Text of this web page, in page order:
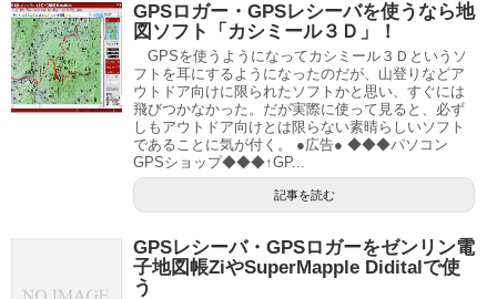
GPSロガー・GPSレシーバを使うなら地
図ソフト「カシミール３Ｄ」！
GPSを使うようになってカシミール３Ｄというソ
フトを耳にするようになったのだが、山登りなどア
ウトドア向けに限られたソフトかと思い、すぐには
飛びつかなかった。だが実際に使って見ると、必ず
しもアウトドア向けとは限らない素晴らしいソフト
であることに気が付く。 ●広告● ◆◆◆パソコン
GPSショップ◆◆◆↑GP...
記事を読む
GPSレシーバ・GPSロガーをゼンリン電
子地図帳ZiやSuperMapple Diditalで使
う